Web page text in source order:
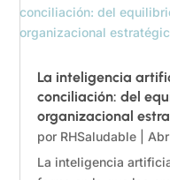
La inteligencia
conciliación: del
organizacional
por RHSaludable
La inteligencia